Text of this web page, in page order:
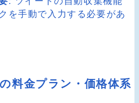
を手動で入力する必要があ
料金プラン・価格体系